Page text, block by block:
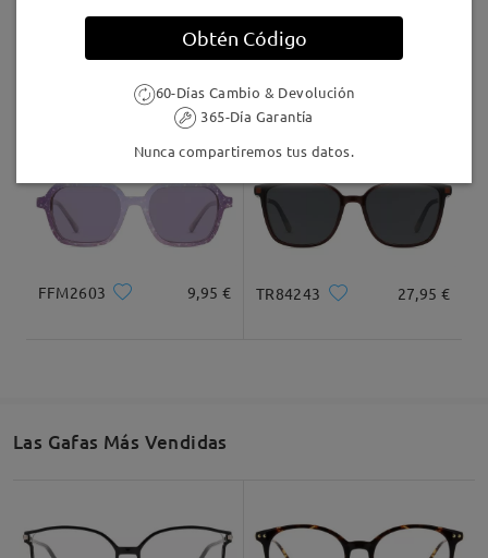
9,95 € TM27981
FFM2603 9,95 € TR84243 27,95 €
Las Gafas Más Vendidas
Obtén Código
60-Días Cambio & Devolución
365-Día Garantía
Nunca compartiremos tus datos.